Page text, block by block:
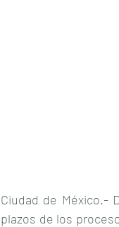
Ciudad de México.-
plazos de los